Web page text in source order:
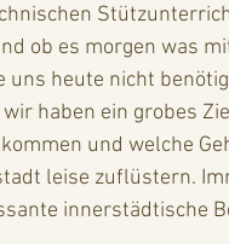
ob es morgen was
uns heute nicht
haben ein grobes
und welche
leise zuflüstern.
innerstädtische